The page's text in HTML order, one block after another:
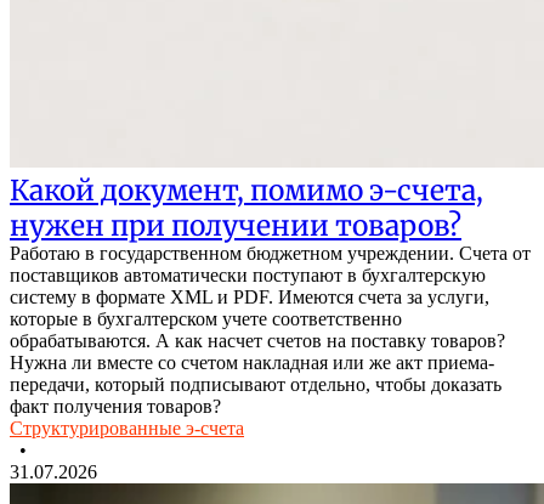
Какой документ, помимо э-счета,
нужен при получении товаров?
Работаю в государственном бюджетном учреждении. Счета от
поставщиков автоматически поступают в бухгалтерскую
систему в формате XML и PDF. Имеются счета за услуги,
которые в бухгалтерском учете соответственно
обрабатываются. А как насчет счетов на поставку товаров?
Нужна ли вместе со счетом накладная или же акт приема-
передачи, который подписывают отдельно, чтобы доказать
факт получения товаров?
Структурированные э-счета
•
31.07.2026